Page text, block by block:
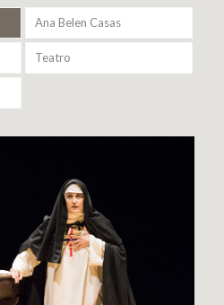
Ana Belen Casas
Teatro